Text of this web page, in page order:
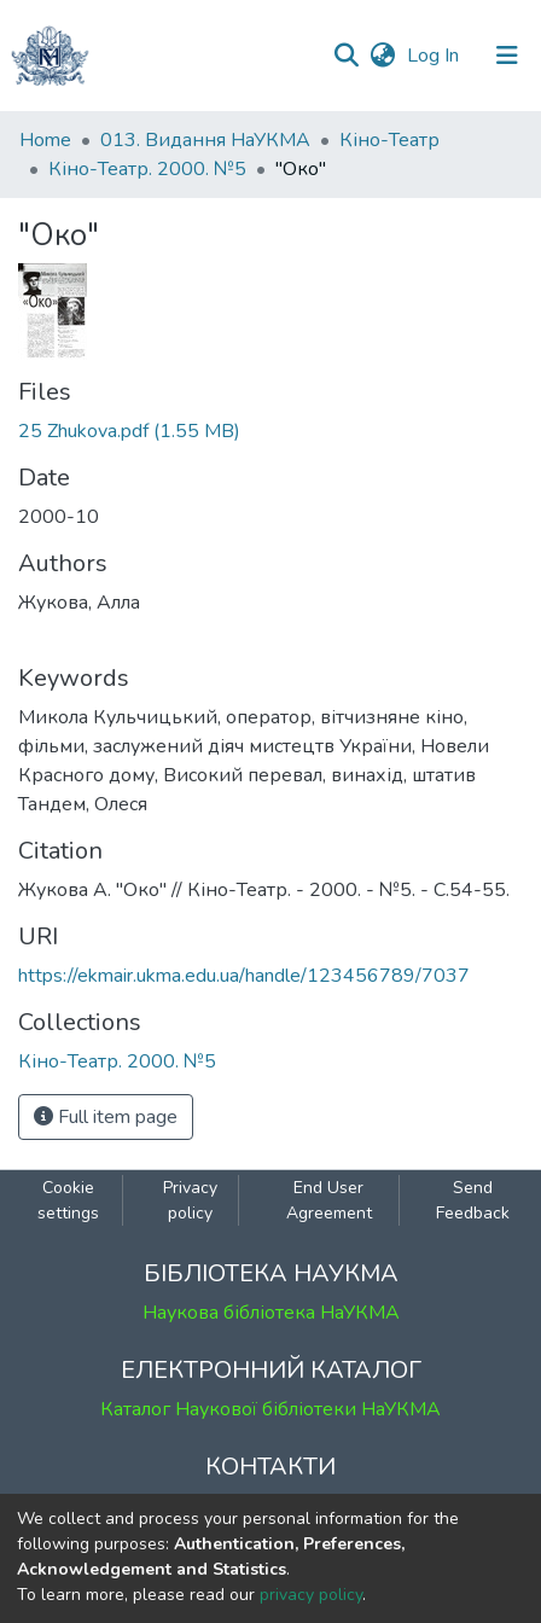
Log In (current)
Communities
&
All of DSpace
Statistics
Home 013. Видання НаУКМА
Кіно-Театр
Кіно-Театр. 2000. №5
"Око"
"Око"
Files
25 Zhukova.pdf(1.55 MB)
Date
2000-10
Authors
Жукова, Алла
Keywords
Микола Кульчицький, оператор, вітчизняне кіно,
фільми, заслужений діяч мистецтв України, Новели
Красного дому, Високий перевал, винахід, штатив
Тандем, Олеся
Citation
Жукова А. "Око" // Кіно-Театр. - 2000. - №5. - С.54-55.
URI
https://ekmair.ukma.edu.ua/handle/123456789/7037
Collections
Кіно-Театр. 2000. №5
Full item page
Cookie
settings
Privacy
policy
End User
Agreement
Send
Feedback
БІБЛІОТЕКА НАУКМА
Наукова бібліотека НаУКМА
ЕЛЕКТРОННИЙ КАТАЛОГ
Каталог Наукової бібліотеки НаУКМА
КОНТАКТИ
м. Київ, вул. Григорія Сковороди, 2
к. 1, к. 120
тел. (044) 463-69-31
ekmair@ukma.edu.ua
We collect and process your personal information for the
following purposes: Authentication, Preferences,
Acknowledgement and Statistics.
To learn more, please read our privacy policy.